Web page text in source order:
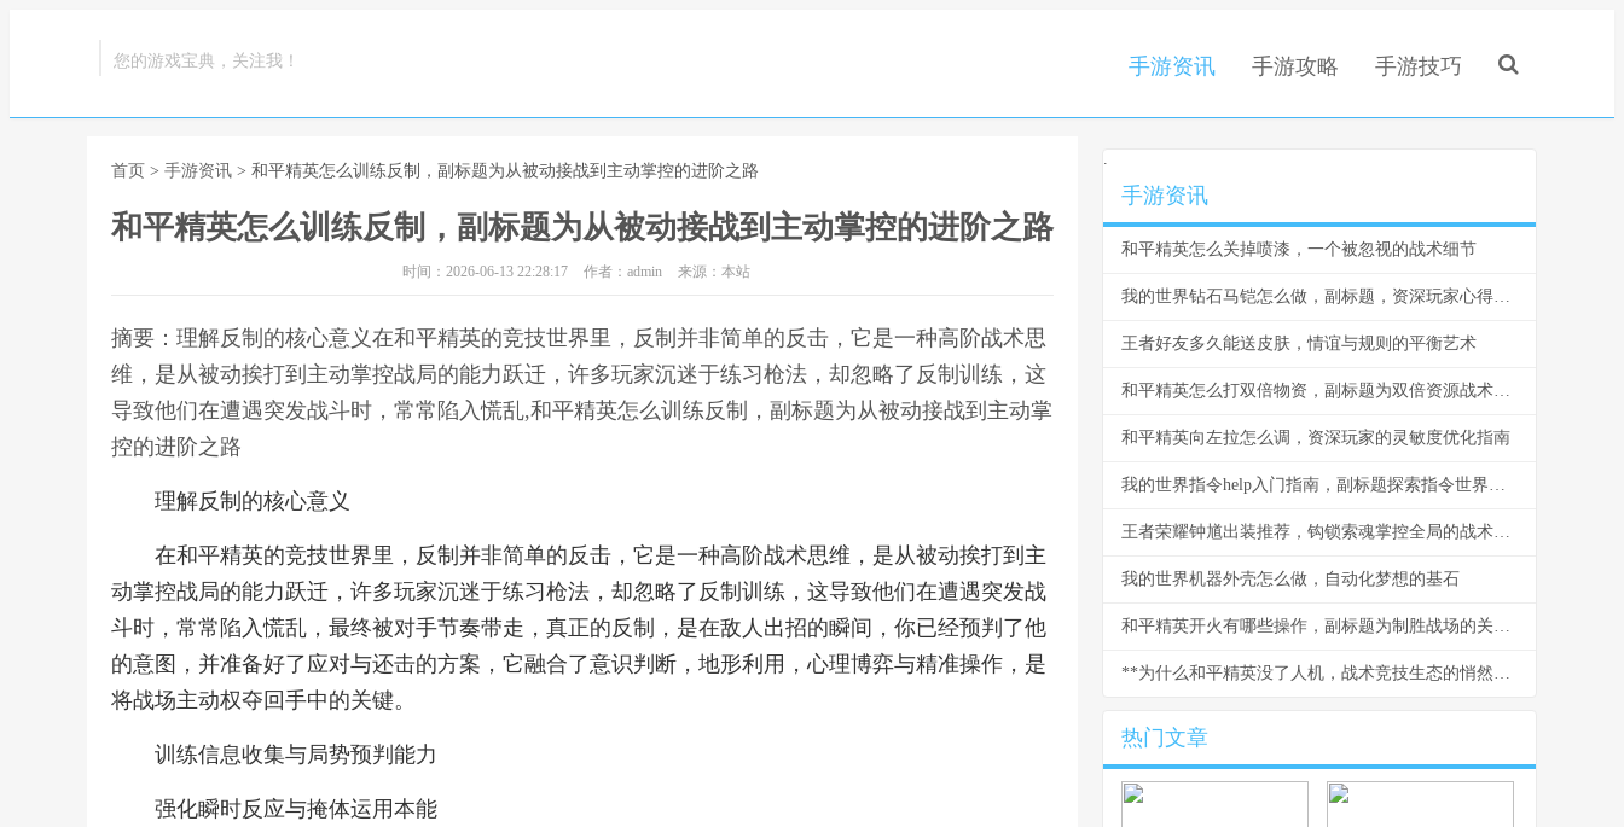
您的游戏宝典，关注我！ 手游资讯 手游攻略 手游技巧
首页 > 手游资讯 > 和平精英怎么训练反制，副标题为从被动接战到主动掌控的进阶之路
和平精英怎么训练反制，副标题为从被动接战到主动掌控的进阶之路
时间：2026-06-13 22:28:17 作者：admin 来源：本站
摘要：理解反制的核心意义在和平精英的竞技世界里，反制并非简单的反击，它是一种高阶战术思
维，是从被动挨打到主动掌控战局的能力跃迁，许多玩家沉迷于练习枪法，却忽略了反制训练，这
导致他们在遭遇突发战斗时，常常陷入慌乱,和平精英怎么训练反制，副标题为从被动接战到主动掌
控的进阶之路
理解反制的核心意义
在和平精英的竞技世界里，反制并非简单的反击，它是一种高阶战术思维，是从被动挨打到主
动掌控战局的能力跃迁，许多玩家沉迷于练习枪法，却忽略了反制训练，这导致他们在遭遇突发战
斗时，常常陷入慌乱，最终被对手节奏带走，真正的反制，是在敌人出招的瞬间，你已经预判了他
的意图，并准备好了应对与还击的方案，它融合了意识判断，地形利用，心理博弈与精准操作，是
将战场主动权夺回手中的关键。
训练信息收集与局势预判能力
强化瞬时反应与掩体运用本能
.
手游资讯
和平精英怎么关掉喷漆，一个被忽视的战术细节
我的世界钻石马铠怎么做，副标题，资深玩家心得与详尽步骤指南
王者好友多久能送皮肤，情谊与规则的平衡艺术
和平精英怎么打双倍物资，副标题为双倍资源战术致胜全解析
和平精英向左拉怎么调，资深玩家的灵敏度优化指南
我的世界指令help入门指南，副标题探索指令世界的钥匙
王者荣耀钟馗出装推荐，钩锁索魂掌控全局的战术核心
我的世界机器外壳怎么做，自动化梦想的基石
和平精英开火有哪些操作，副标题为制胜战场的关键技巧解析
**为什么和平精英没了人机，战术竞技生态的悄然变革**
热门文章